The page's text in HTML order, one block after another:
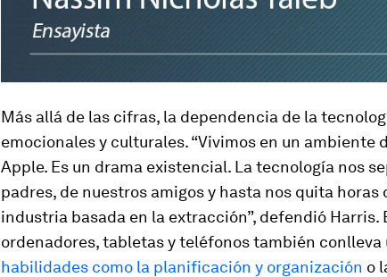
Más allá de las cifras, la dependencia de la
emocionales y culturales. “Vivimos en un ambiente
Apple. Es un drama existencial. La tecnología nos
padres, de nuestros amigos y hasta nos quita horas
industria basada en la extracción”, defendió Harris.
ordenadores, tabletas y teléfonos también conlleva
habilidades como la planificación y organización o